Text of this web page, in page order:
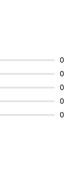
0
0
0
0
0